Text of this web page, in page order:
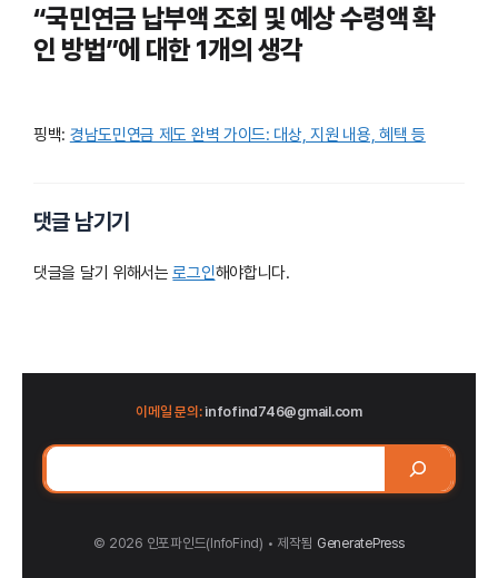
“국민연금 납부액 조회 및 예상 수령액 확
인 방법”에 대한 1개의 생각
핑백: 경남도민연금 제도 완벽 가이드: 대상, 지원 내용, 혜택 등
댓글 남기기
댓글을 달기 위해서는로그인해야합니다.
이메일 문의:infofind746@gmail.com
검
© 2026 인포파인드(InfoFind)​​​​ • 제작됨 GeneratePress